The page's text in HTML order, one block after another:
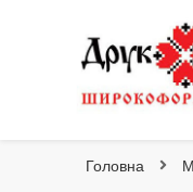
Друк
Головна